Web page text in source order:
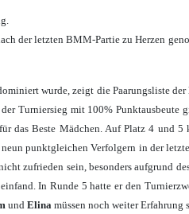
der letzten BMM-Partie zu Herzen
wurde, zeigt die Paarungsliste
Turniersieg mit 100% Punktausbeute
das Beste Mädchen. Auf Platz 4 und 5
punktgleichen Verfolgern in der
zufrieden sein, besonders aufgrund
In Runde 5 hatte er den
und Elina müssen noch weiter Erfahrung